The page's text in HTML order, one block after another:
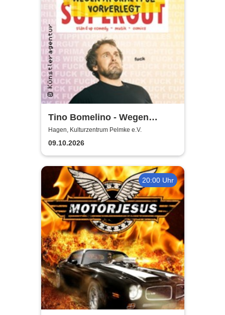
Tino Bomelino - Wegen
Apokalypse vorverlegt
Hagen, Kulturzentrum Pelmke e.V.
09.10.2026
20:00 Uhr